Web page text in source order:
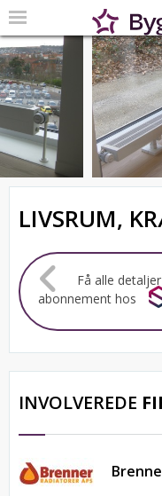
LIVSRUM,
Få alle
abonnement hos
INVOLVEREDE